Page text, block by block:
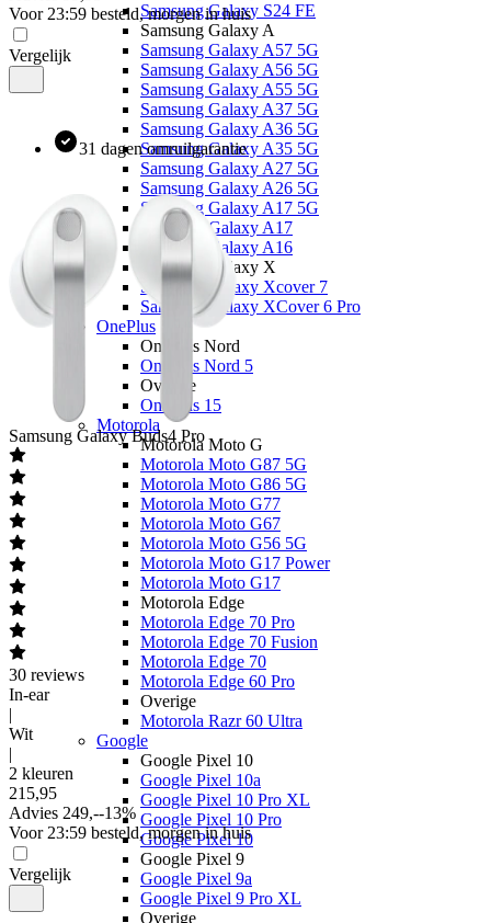
Samsung Galaxy S24 FE
Samsung Galaxy A
Samsung Galaxy A57 5G
Samsung Galaxy A56 5G
Samsung Galaxy A55 5G
Samsung Galaxy A37 5G
Samsung Galaxy A36 5G
Samsung Galaxy A35 5G
Samsung Galaxy A27 5G
Samsung Galaxy A26 5G
Samsung Galaxy A17 5G
Samsung Galaxy A17
Samsung Galaxy A16
Samsung Galaxy X
Samsung Galaxy Xcover 7
Samsung Galaxy XCover 6 Pro
OnePlus
OnePlus Nord
OnePlus Nord 5
Overige
OnePlus 15
Motorola
Motorola Moto G
Motorola Moto G87 5G
Motorola Moto G86 5G
Motorola Moto G77
Motorola Moto G67
Motorola Moto G56 5G
Motorola Moto G17 Power
Motorola Moto G17
Motorola Edge
Motorola Edge 70 Pro
Motorola Edge 70 Fusion
Motorola Edge 70
Motorola Edge 60 Pro
Overige
Motorola Razr 60 Ultra
Google
Google Pixel 10
Google Pixel 10a
Google Pixel 10 Pro XL
Google Pixel 10 Pro
Google Pixel 10
Google Pixel 9
Google Pixel 9a
Google Pixel 9 Pro XL
Overige
Voor 23:59 besteld, morgen in huis
Vergelijk
31 dagen omruilgarantie
Samsung Galaxy Buds4 Pro
30 reviews
In-ear
|
Wit
|
2 kleuren
215,95
Advies 249,--13%
Voor 23:59 besteld, morgen in huis
Vergelijk